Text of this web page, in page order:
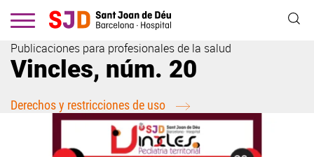
principal
Publicaciones para profesionales de la salud
Vincles, núm. 20
Derechos y restricciones de uso